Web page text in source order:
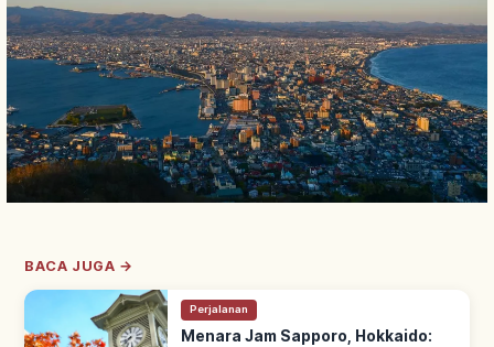
BACA JUGA →
Perjalanan
Menara Jam Sapporo, Hokkaido: